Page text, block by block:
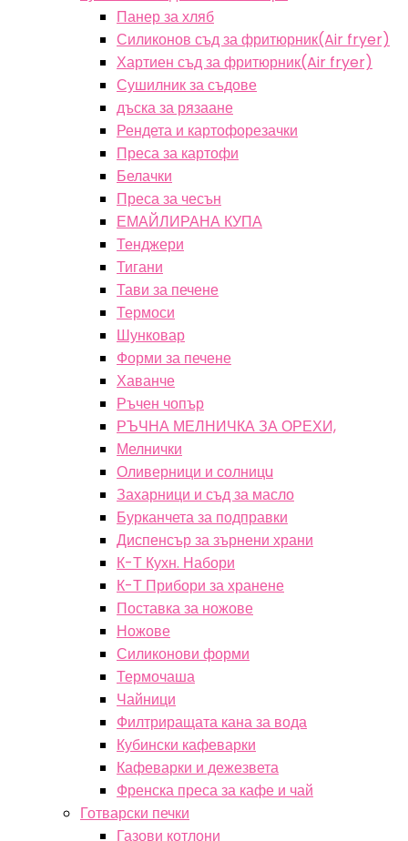
Панер за хляб
Силиконов съд за фритюрник(Air fryer)
Хартиен съд за фритюрник(Air fryer)
Сушилник за съдове
дъска за рязаане
Рендета и картофорезачки
Преса за картофи
Белачки
Преса за чесън
ЕМАЙЛИРАНА КУПА
Тенджери
Тигани
Тави за печене
Термоси
Шунковар
Форми за печене
Хаванче
Ръчен чопър
РЪЧНА МЕЛНИЧКА ЗА ОРЕХИ,
Мелнички
Оливерници и солницu
Захарници и съд за масло
Бурканчета за подправки
Диспенсър за зърнени храни
К-Т Кухн. Набори
К-Т Прибори за хранене
Поставка за ножове
Ножове
Силиконови форми
Термочаша
Чайници
Филтриращата кана за вода
Кубински кафеварки
Кафеварки и дежезвета
Френска преса за кафе и чай
Готварски печки
Газови котлони